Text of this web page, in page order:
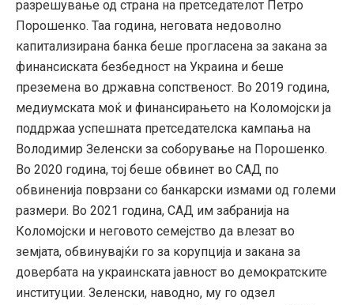
разрешување од страна на претседателот Петро
Порошенко. Таа година, неговата недоволно
капитализирана банка беше прогласена за закана за
финансиската безбедност на Украина и беше
преземена во државна сопственост. Во 2019 година,
медиумската моќ и финансирањето на Коломојски ја
поддржаа успешната претседателска кампања на
Володимир Зеленски за соборување на Порошенко.
Во 2020 година, тој беше обвинет во САД по
обвиненија поврзани со банкарски измами од големи
размери. Во 2021 година, САД им забранија на
Коломојски и неговото семејство да влезат во
земјата, обвинувајќи го за корупција и закана за
довербата на украинската јавност во демократските
институции. Зеленски, наводно, му го одзел